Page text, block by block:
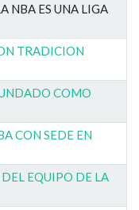
NBA ES UNA LIGA
TRADICION
COMO
CON SEDE EN
EQUIPO DE LA